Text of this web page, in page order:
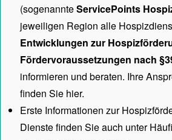
(sogenannteServicePoints
jeweiligen Region alle
Entwicklungen zur
Fördervoraussetzungen nach
informieren und beraten. Ihre
finden Sie hier.
Erste Informationen zur
Dienste finden Sie auch unter